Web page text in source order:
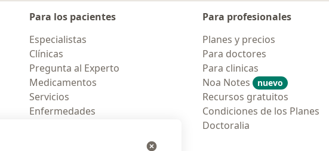
Para los pacientes
Especialistas
Clínicas
Pregunta al Experto
Medicamentos
Servicios
Enfermedades
Para profesionales
Planes y precios
Para doctores
Para clinicas
Noa Notes
nuevo
Recursos gratuitos
Condiciones de los Planes
Doctoralia